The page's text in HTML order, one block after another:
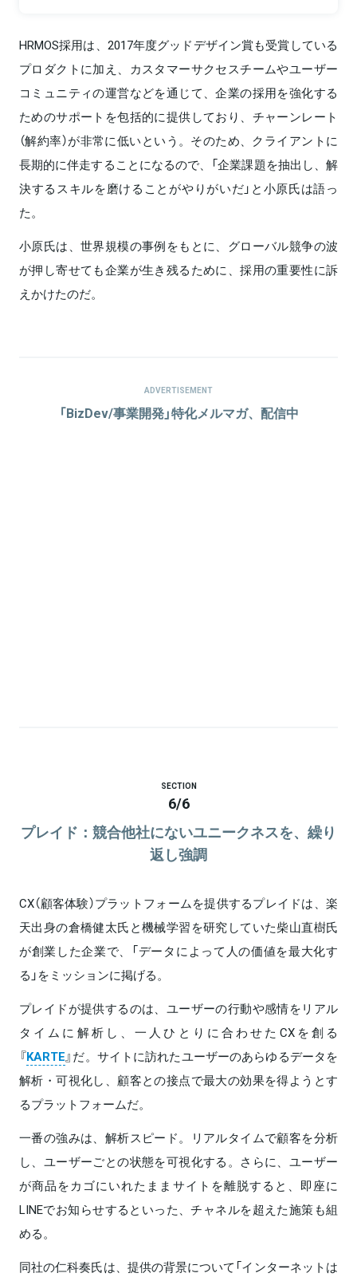
HRMOS採用は、2017年度グッドデザイン賞も受賞している
プロダクトに加え、カスタマーサクセスチームやユーザー
コミュニティの運営などを通じて、企業の採用を強化する
ためのサポートを包括的に提供しており、チャーンレート
（解約率）が非常に低いという。そのため、クライアントに
長期的に伴走することになるので、「企業課題を抽出し、解
決するスキルを磨けることがやりがいだ」と小原氏は語っ
た。
小原氏は、世界規模の事例をもとに、グローバル競争の波
が押し寄せても企業が生き残るために、採用の重要性に訴
えかけたのだ。
ADVERTISEMENT
「BizDev/事業開発」特化メルマガ、配信中
SECTION
6/6
プレイド：競合他社にないユニークネスを、繰り
返し強調
CX（顧客体験）プラットフォームを提供するプレイドは、楽
天出身の倉橋健太氏と機械学習を研究していた柴山直樹氏
が創業した企業で、「データによって人の価値を最大化す
る」をミッションに掲げる。
プレイドが提供するのは、ユーザーの行動や感情をリアル
タイムに解析し、一人ひとりに合わせたCXを創る
『KARTE』だ。サイトに訪れたユーザーのあらゆるデータを
解析・可視化し、顧客との接点で最大の効果を得ようとす
るプラットフォームだ。
一番の強みは、解析スピード。リアルタイムで顧客を分析
し、ユーザーごとの状態を可視化する。さらに、ユーザー
が商品をカゴにいれたままサイトを離脱すると、即座に
LINEでお知らせするといった、チャネルを超えた施策も組
める。
同社の仁科奏氏は、提供の背景について「インターネットは